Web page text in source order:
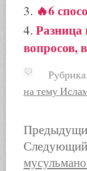
🔥6
вопросов,
Рубрика:
на тему